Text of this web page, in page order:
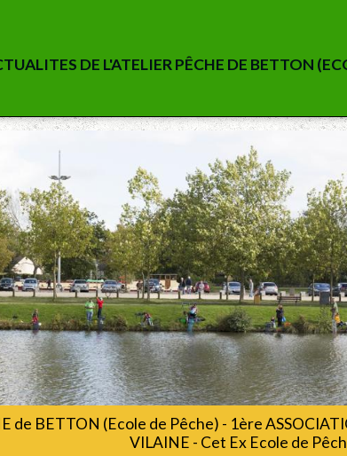
DE L'ATELIER PÊCHE DE BETTON
de BETTON (Ecole de Pêche) - 1ère
VILAINE - Cet Ex Ecole de